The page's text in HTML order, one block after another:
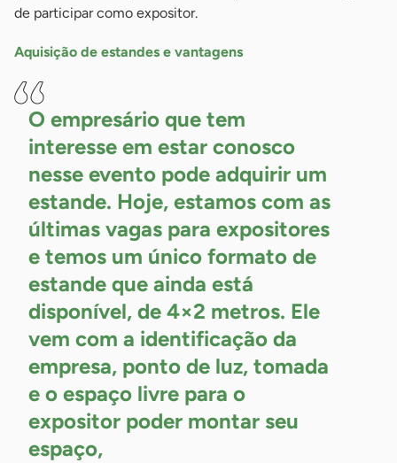
de participar como expositor.
Aquisição de estandes e vantagens
O empresário que tem
interesse em estar conosco
nesse evento pode adquirir um
estande. Hoje, estamos com as
últimas vagas para expositores
e temos um único formato de
estande que ainda está
disponível, de 4×2 metros. Ele
vem com a identificação da
empresa, ponto de luz, tomada
e o espaço livre para o
expositor poder montar seu
espaço,